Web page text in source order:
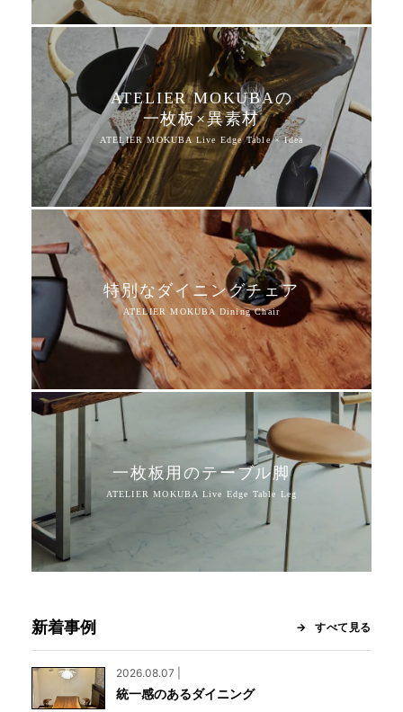
ATELIER MOKUBAの
一枚板×異素材
特別なダイニングチェア
一枚板用のテーブル脚
新着事例 すべて見る
2026.08.07 |
統一感のあるダイニング